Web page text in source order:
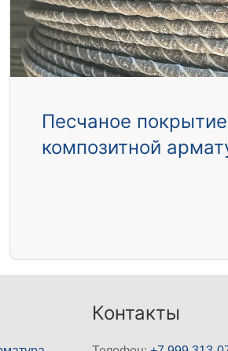
Песчаное покрытие
композитной
Контакты